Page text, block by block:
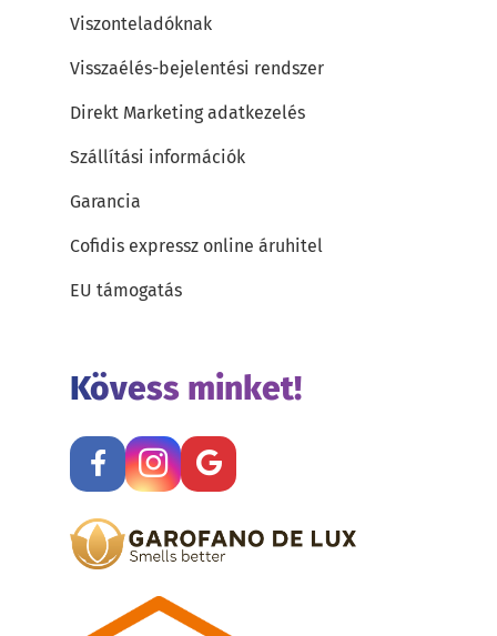
Viszonteladóknak
Visszaélés-bejelentési rendszer
Direkt Marketing adatkezelés
Szállítási információk
Garancia
Cofidis expressz online áruhitel
EU támogatás
Kövess minket!